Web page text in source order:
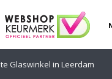
Glaswinkel in Leerdam